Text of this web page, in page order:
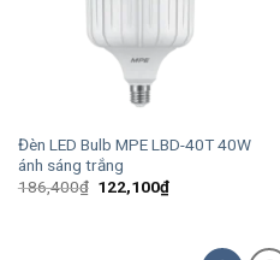
Đèn LED Bulb MPE LBD-40T 40W
ánh sáng trắng
186,400₫ Giá
122,100₫Giá
hiện
122,100₫.